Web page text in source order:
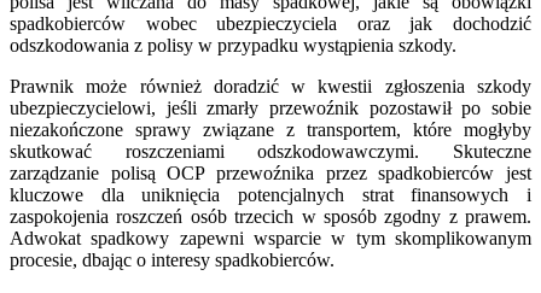
spadkobierców wobec ubezpieczyciela oraz jak dochodzić
odszkodowania z polisy w przypadku wystąpienia szkody.
Prawnik może również doradzić w kwestii zgłoszenia szkody
ubezpieczycielowi, jeśli zmarły przewoźnik pozostawił po sobie
niezakończone sprawy związane z transportem, które mogłyby
skutkować roszczeniami odszkodowawczymi. Skuteczne
zarządzanie polisą OCP przewoźnika przez spadkobierców jest
kluczowe dla uniknięcia potencjalnych strat finansowych i
zaspokojenia roszczeń osób trzecich w sposób zgodny z prawem.
Adwokat spadkowy zapewni wsparcie w tym skomplikowanym
procesie, dbając o interesy spadkobierców.